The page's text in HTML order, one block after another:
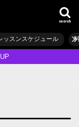
search
ッスンスケジュール